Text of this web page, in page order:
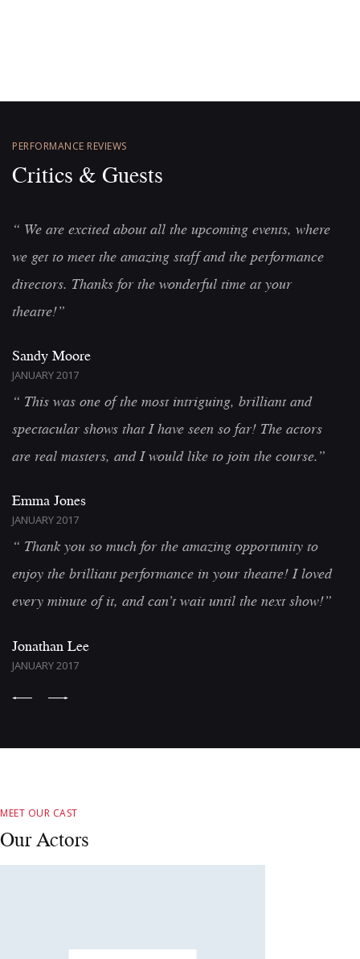
PERFORMANCE REVIEWS
Critics & Guests
“ We are excited about all the upcoming events, where
we get to meet the amazing staff and the performance
directors. Thanks for the wonderful time at your
theatre!”
Sandy Moore
JANUARY 2017
“ This was one of the most intriguing, brilliant and
spectacular shows that I have seen so far! The actors
are real masters, and I would like to join the course.”
Emma Jones
JANUARY 2017
“ Thank you so much for the amazing opportunity to
enjoy the brilliant performance in your theatre! I loved
every minute of it, and can’t wait until the next show!”
Jonathan Lee
JANUARY 2017
MEET OUR CAST
Our Actors